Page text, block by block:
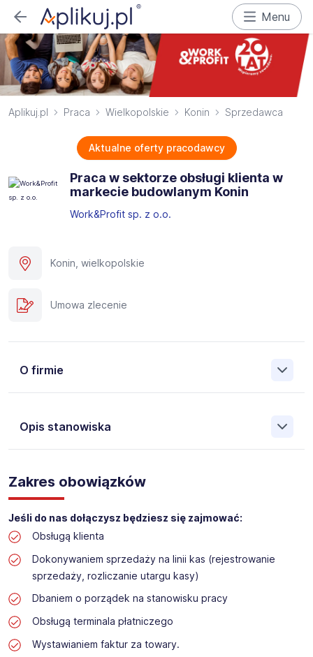
Menu
Aplikuj.pl Praca Wielkopolskie Konin Sprzedawca
Aktualne oferty pracodawcy
Praca w sektorze obsługi klienta w
markecie budowlanym Konin
Work&Profit sp. z o.o.
Konin, wielkopolskie
Umowa zlecenie
O firmie
Opis stanowiska
Pośrednictwa Pracy i Doradztwa Personalnego Work &
Profit jest obecnie jedną z największych niezależnych
polskich agencji zatrudnienia. W ciągu wielu lat naszej
działalności daliśmy pracę przeszło 50 000 pracowników
w całym kraju. Skutecznie znajdujemy pracowników dla
największych firm, jak również małych rodzinnych
przedsiębiorstw w Polsce. Agencja jest wpisana pod nr
396 w Krajowym Rejestrze Agencji Zatrudnienia.
Obecnie dla naszego Klienta, poszukujemy osób do pracy
na stanowisko:
Praca w sektorze obsługi klienta w markecie
budowlanym
Zakres obowiązków
Jeśli do nas dołączysz będziesz się zajmować:
Obsługą klienta
Dokonywaniem sprzedaży na linii kas (rejestrowanie
sprzedaży, rozliczanie utargu kasy)
Dbaniem o porządek na stanowisku pracy
Obsługą terminala płatniczego
Wystawianiem faktur za towary.